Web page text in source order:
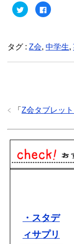
ク
リ
w
t
新
し
ィ
ド
ウ
で
開
き
ま
F
a
o
k
共
ッ
ク
く
さ
い
(
新
し
い
開
き
ま
す
)
タグ : Z会, 中学生,
「 Z会タブレッ
・スタデ
ィサプリ